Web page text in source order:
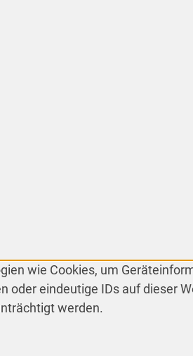
wie Cookies, um
eindeutige IDs auf dieser
werden.